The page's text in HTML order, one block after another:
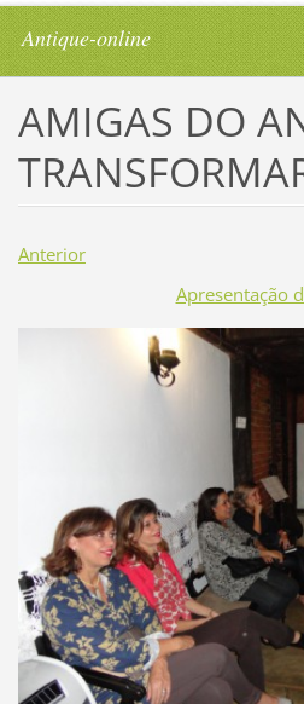
Antique-online
AMIGAS DO
Anterior
Apresentação